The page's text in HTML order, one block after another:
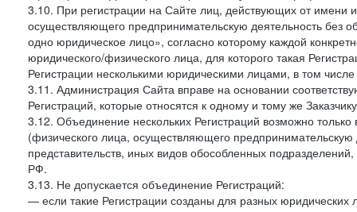
3.10. При регистрации на Сайте лиц, действующих от имени
осуществляющего предпринимательскую деятельность без
одно юридическое лицо», согласно которому каждой
юридического/физического лица, для которого такая
Регистрации несколькими юридическими лицами, в том
3.11. Администрация Сайта вправе на основании
Регистраций, которые относятся к одному и тому же
3.12. Объединение нескольких Регистраций возможно
(физического лица, осуществляющего
представительств, иных видов обособленных
РФ.
3.13. Не допускается объединение Регистраций:
— если такие Регистрации созданы для разных